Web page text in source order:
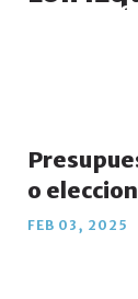
cierre
o
FEB 03, 2025